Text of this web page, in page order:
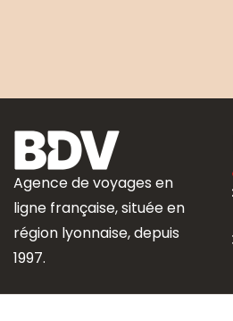
Agence de voyages en
ligne française, située en
région lyonnaise, depuis
1997.